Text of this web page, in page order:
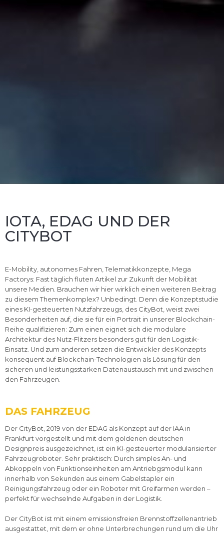
IOTA, EDAG UND DER
CITYBOT
E-Mobility, autonomes Fahren, Telematikkonzepte, Mega
Factorys: Fast täglich fluten Artikel zur Zukunft der Mobilität
unsere Medien. Brauchen wir hier wirklich einen weiteren Beitrag
zu diesem Themenkomplex? Unbedingt. Denn die Konzeptstudie
eines KI-gesteuerten Nutzfahrzeugs, des CityBot, weist zwei
Besonderheiten auf, die sie für ein Portrait in unserer Blockchain-
Reihe qualifizieren: Zum einen eignet sich die modulare
Architektur des Nutz-Flitzers besonders gut für den Logistik-
Einsatz. Und zum anderen setzen die Entwickler des Konzepts
konsequent auf Blockchain-Technologien als Lösung für den
sicheren und leistungsstarken Datenaustausch mit und zwischen
den Fahrzeugen.
DAS FAHRZEUG
Der CityBot, 2019 von der EDAG als Konzept auf der IAA in
Frankfurt vorgestellt und mit dem goldenen deutschen
Designpreis ausgezeichnet, ist ein KI-gesteuerter modularisierter
Fahrzeugroboter. Sehr praktisch: Durch simples An- und
Abkoppeln von Funktionseinheiten am Antriebgsmodul kann
innerhalb von Sekunden aus einem Gabelstapler ein
Reinigungsfahrzeug oder ein Roboter mit Greifarmen werden –
perfekt für wechselnde Aufgaben in der Logistik.
Der CityBot ist mit einem emissionsfreien Brennstoffzellenantrieb
ausgestattet, mit dem er ohne Unterbrechungen rund um die Uhr